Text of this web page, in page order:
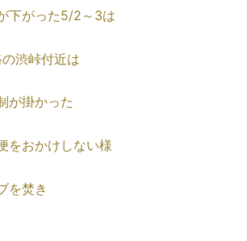
下がった5/2～3は
渋峠付近は
が掛かった
をおかけしない様
を焚き